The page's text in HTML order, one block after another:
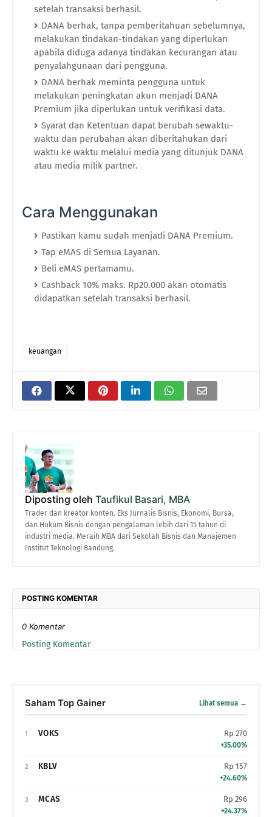
setelah transaksi berhasil.
DANA berhak, tanpa pemberitahuan sebelumnya,
melakukan tindakan-tindakan yang diperlukan
apabila diduga adanya tindakan kecurangan atau
penyalahgunaan dari pengguna.
DANA berhak meminta pengguna untuk
melakukan peningkatan akun menjadi DANA
Premium jika diperlukan untuk verifikasi data.
Syarat dan Ketentuan dapat berubah sewaktu-
waktu dan perubahan akan diberitahukan dari
waktu ke waktu melalui media yang ditunjuk DANA
atau media milik partner.
Cara Menggunakan
Pastikan kamu sudah menjadi DANA Premium.
Tap eMAS di Semua Layanan.
Beli eMAS pertamamu.
Cashback 10% maks. Rp20.000 akan otomatis
didapatkan setelah transaksi berhasil.
keuangan
Diposting oleh Taufikul Basari, MBA
Trader dan kreator konten. Eks Jurnalis Bisnis, Ekonomi, Bursa,
dan Hukum Bisnis dengan pengalaman lebih dari 15 tahun di
industri media. Meraih MBA dari Sekolah Bisnis dan Manajemen
Institut Teknologi Bandung.
POSTING KOMENTAR
0 Komentar
Posting Komentar
Saham Top Gainer Lihat semua →
1 VOKS Rp 270
+35.00%
2 KBLV Rp 157
+24.60%
3 MCAS Rp 296
+24.37%